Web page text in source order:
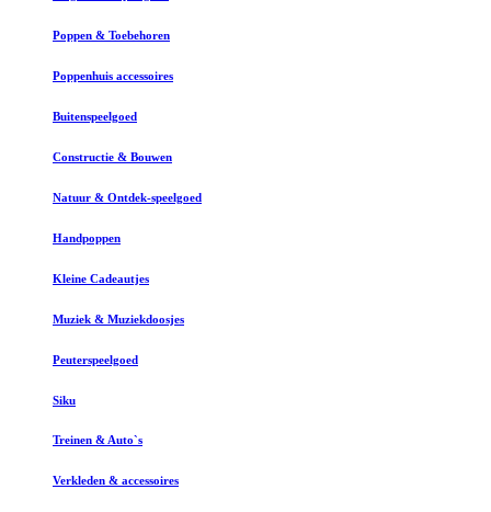
Poppen & Toebehoren
Poppenhuis accessoires
Buitenspeelgoed
Constructie & Bouwen
Natuur & Ontdek-speelgoed
Handpoppen
Kleine Cadeautjes
Muziek & Muziekdoosjes
Peuterspeelgoed
Siku
Treinen & Auto`s
Verkleden & accessoires